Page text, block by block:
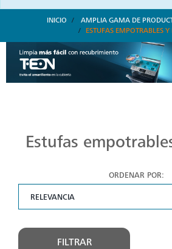
INICIO
AMPLIA GAMA DE
ESTUFAS EMPOTRABLES Y
Estufas
ORDENAR POR:
FILTRAR